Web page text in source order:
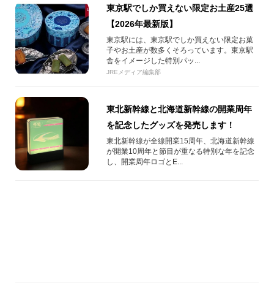
東京駅でしか買えない限定お土産25選
【2026年最新版】
東京駅には、東京駅でしか買えない限定お菓
子やお土産が数多くそろっています。東京駅
舎をイメージした特別パッ...
JREメディア編集部
東北新幹線と北海道新幹線の開業周年
を記念したグッズを発売します！
東北新幹線が全線開業15周年、北海道新幹線
が開業10周年と節目が重なる特別な年を記念
し、開業周年ロゴとE...